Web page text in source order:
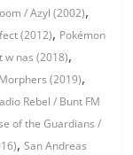
/ Azyl (2002),
(2012), Pokémon
w nas (2018),
(2019),
Rebel / Bunt FM
of the Guardians /
,San Andreas